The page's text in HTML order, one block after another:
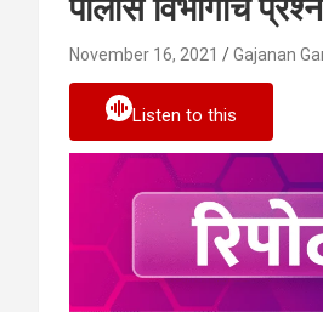
पोलीस विभागाचे
November 16, 2021 Gajanan
Listen to this